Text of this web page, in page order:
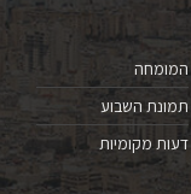
המומחה
תמונת השבוע
דעות מקומיות